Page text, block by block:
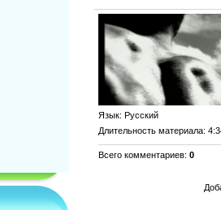
Язык: Русский
Длительность материала:
Всего комментариев: 0